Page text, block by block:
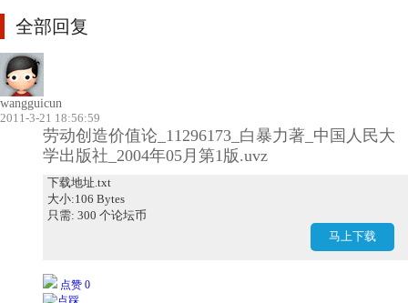
全部回复
wangguicun
2011-3-21 18:56:59
劳动创造价值论_11296173_白暴力著_中国人民大
学出版社_2004年05月第1版.uvz
下载地址.txt
大小:106 Bytes
只需: 300 个论坛币
马上下载
点赞 0